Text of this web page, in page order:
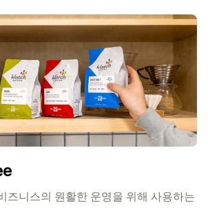
니스의 원활한 운영을 위해 사용하는